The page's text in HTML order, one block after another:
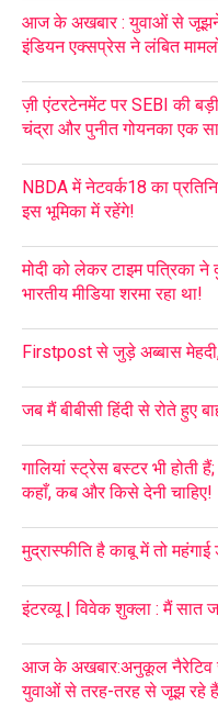
आज के अखबार : युवाओं से जूझने
इंडियन एक्सप्रेस ने लंबित
ज़ी एंटरटेनमेंट पर SEBI की बड़ी
चंद्रा और पुनीत गोयनका एक
NBDA में नेटवर्क18 का
इस भूमिका में रहेंगे!
मोदी को लेकर टाइम पत्रिका ने
भारतीय मीडिया शरमा रहा था!
Firstpost से जुड़े अब्बास
जब मैं बीबीसी हिंदी से रोते हुए
गालियां स्ट्रेस बस्टर भी होती
कहाँ, कब और किसे देनी चाहिए!
मुद्रास्फीति है काबू में तो
इंटरव्यू | विवेक शुक्ला : मैं सात
आज के अखबार:अनुकूल नैरेटिव
युवाओं से तरह-तरह से जूझ रहे